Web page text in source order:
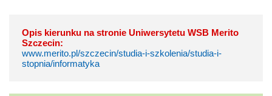
Opis kierunku na stronie Uniwersytetu WSB Merito
Szczecin:
www.merito.pl/szczecin/studia-i-szkolenia/studia-i-
stopnia/informatyka